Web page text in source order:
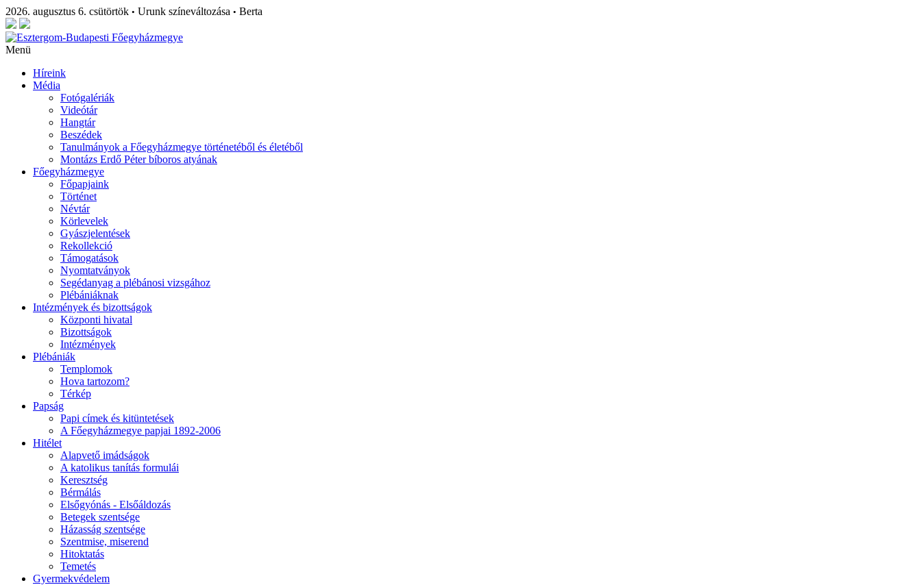
2026. augusztus 6. csütörtök • Urunk színeváltozása • Berta
Menü
Híreink
Média
Fotógalériák
Videótár
Hangtár
Beszédek
Tanulmányok a Főegyházmegye történetéből és életéből
Montázs Erdő Péter bíboros atyának
Főegyházmegye
Főpapjaink
Történet
Névtár
Körlevelek
Gyászjelentések
Rekollekció
Támogatások
Nyomtatványok
Segédanyag a plébánosi vizsgához
Plébániáknak
Intézmények és bizottságok
Központi hivatal
Bizottságok
Intézmények
Plébániák
Templomok
Hova tartozom?
Térkép
Papság
Papi címek és kitüntetések
A Főegyházmegye papjai 1892-2006
Hitélet
Alapvető imádságok
A katolikus tanítás formulái
Keresztség
Bérmálás
Elsőgyónás - Elsőáldozás
Betegek szentsége
Házasság szentsége
Szentmise, miserend
Hitoktatás
Temetés
Gyermekvédelem